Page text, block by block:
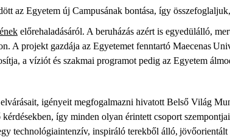
az Egyetem új Campusának bontása, így
előrehaladásáról. A beruházás azért is egyedülálló,
A projekt gazdája az Egyetemet fenntartó Maecenas
a víziót és szakmai programot pedig az Egyetem
igényeit megfogalmazni hivatott Belső Világ
így minden olyan érintett csoport
technológiaintenzív, inspiráló terekből álló,